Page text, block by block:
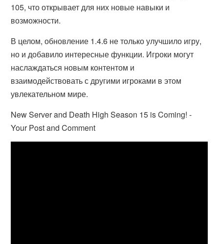
105, что открывает для них новые навыки и
возможности.
В целом, обновление 1.4.6 не только улучшило игру,
но и добавило интересные функции. Игроки могут
наслаждаться новым контентом и
взаимодействовать с другими игроками в этом
увлекательном мире.
New Server and Death High Season 15 is Coming! -
Your Post and Comment